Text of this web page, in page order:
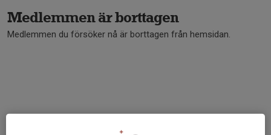
Medlemmen är borttagen
Medlemmen du försöker nå är borttagen från hemsidan.